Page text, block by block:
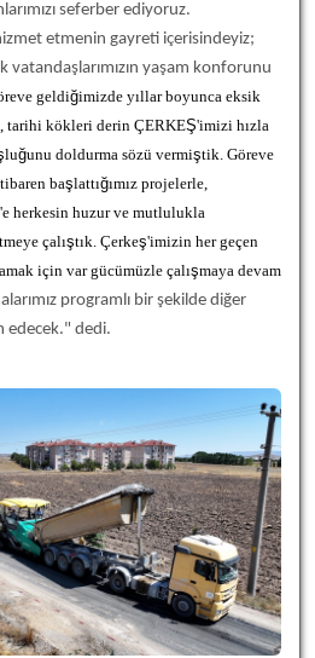
seferber ediyoruz.
etmenin gayreti içerisindeyiz;
yaşam konforunu
geldiğimizde yıllar boyunca eksik
tarihi kökleri derin ÇERKEŞ'imizi hızla
luğunu doldurma sözü vermiştik. Göreve
başlattığımız projelerle,
herkesin huzur ve mutlulukla
çalıştık. Çerkeş'imizin her geçen
için var gücümüzle çalışmaya devam
programlı bir şekilde diğer
edecek." dedi.